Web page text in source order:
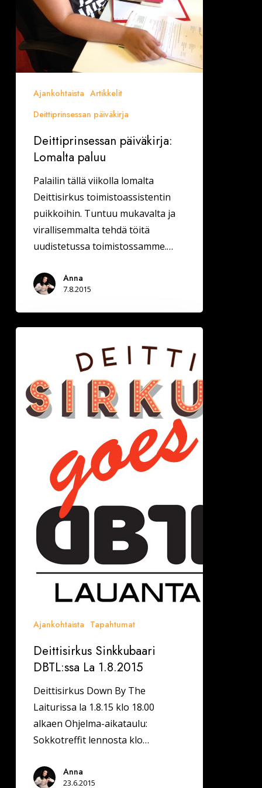
Ajankohtaista Artikkelit
Deittiprinsessan päiväkirja
Deittiprinsessan päiväkirja:
Lomalta paluu
Palailin tällä viikolla lomalta
Deittisirkus toimistoassistentin
puikkoihin. Tuntuu mukavalta ja
virallisemmalta tehdä töitä
uudistetussa toimistossamme.…
Anna
7.8.2015
1.8.2015
Ajankohtaista Tapahtumat
Deittisirkus Sinkkubaari
DBTL:ssa La 1.8.2015
Deittisirkus Down By The
Laiturissa la 1.8.15 klo 18.00
alkaen Ohjelma-aikataulu:
Sokkotreffit lennosta klo…
Anna
23.6.2015